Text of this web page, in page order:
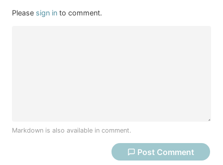
Please sign in to comment.
Markdown is also available in comment.
Post Comment